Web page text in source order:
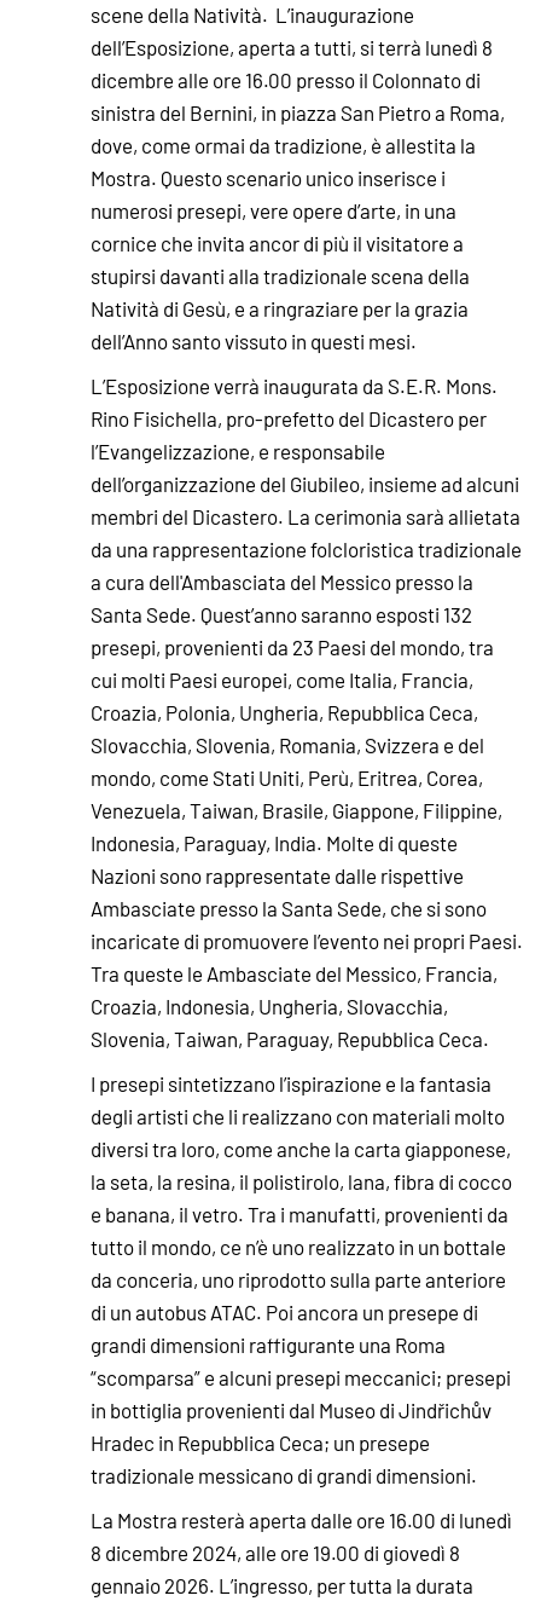
scene della Natività. L’inaugurazione
dell’Esposizione, aperta a tutti, si terrà lunedì 8
dicembre alle ore 16.00 presso il Colonnato di
sinistra del Bernini, in piazza San Pietro a Roma,
dove, come ormai da tradizione, è allestita la
Mostra. Questo scenario unico inserisce i
numerosi presepi, vere opere d’arte, in una
cornice che invita ancor di più il visitatore a
stupirsi davanti alla tradizionale scena della
Natività di Gesù, e a ringraziare per la grazia
dell’Anno santo vissuto in questi mesi.
L’Esposizione verrà inaugurata da S.E.R. Mons.
Rino Fisichella, pro-prefetto del Dicastero per
l’Evangelizzazione, e responsabile
dell’organizzazione del Giubileo, insieme ad alcuni
membri del Dicastero. La cerimonia sarà allietata
da una rappresentazione folcloristica tradizionale
a cura dell'Ambasciata del Messico presso la
Santa Sede. Quest’anno saranno esposti 132
presepi, provenienti da 23 Paesi del mondo, tra
cui molti Paesi europei, come Italia, Francia,
Croazia, Polonia, Ungheria, Repubblica Ceca,
Slovacchia, Slovenia, Romania, Svizzera e del
mondo, come Stati Uniti, Perù, Eritrea, Corea,
Venezuela, Taiwan, Brasile, Giappone, Filippine,
Indonesia, Paraguay, India. Molte di queste
Nazioni sono rappresentate dalle rispettive
Ambasciate presso la Santa Sede, che si sono
incaricate di promuovere l’evento nei propri Paesi.
Tra queste le Ambasciate del Messico, Francia,
Croazia, Indonesia, Ungheria, Slovacchia,
Slovenia, Taiwan, Paraguay, Repubblica Ceca.
I presepi sintetizzano l’ispirazione e la fantasia
degli artisti che li realizzano con materiali molto
diversi tra loro, come anche la carta giapponese,
la seta, la resina, il polistirolo, lana, fibra di cocco
e banana, il vetro. Tra i manufatti, provenienti da
tutto il mondo, ce n’è uno realizzato in un bottale
da conceria, uno riprodotto sulla parte anteriore
di un autobus ATAC. Poi ancora un presepe di
grandi dimensioni raffigurante una Roma
“scomparsa” e alcuni presepi meccanici; presepi
in bottiglia provenienti dal Museo di Jindřichův
Hradec in Repubblica Ceca; un presepe
tradizionale messicano di grandi dimensioni.
La Mostra resterà aperta dalle ore 16.00 di lunedì
8 dicembre 2024, alle ore 19.00 di giovedì 8
gennaio 2026. L’ingresso, per tutta la durata